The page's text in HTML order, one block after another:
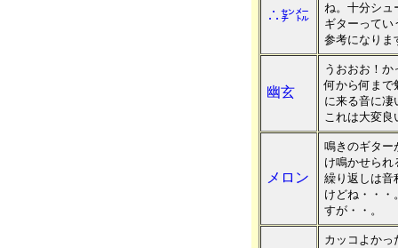
∴㌢㍍
ね。十分シュ
ギターってい
参考になりま
幽玄
うおおお！か
何から何まで
に来る音に凄
これは大変良
メロン
鳴きのギター
け鳴かせられ
繰り返しは音
けどね・・・
すが・・。
カッコよかっ